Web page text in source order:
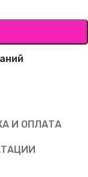
И ОПЛАТА